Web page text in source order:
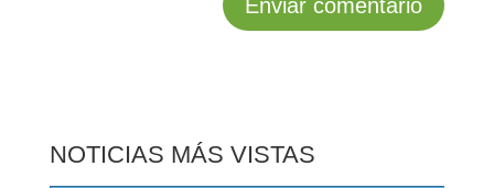
NOTICIAS MÁS VISTAS